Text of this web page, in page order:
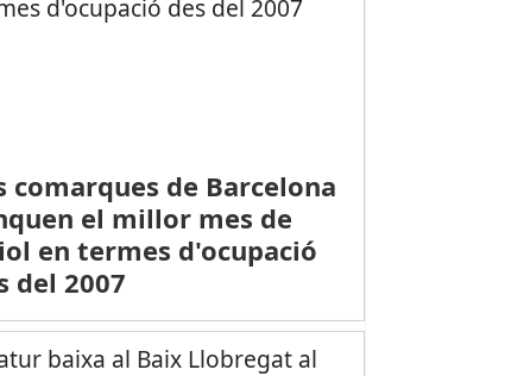
comarques de Barcelona
el millor mes de
en termes d'ocupació
del 2007